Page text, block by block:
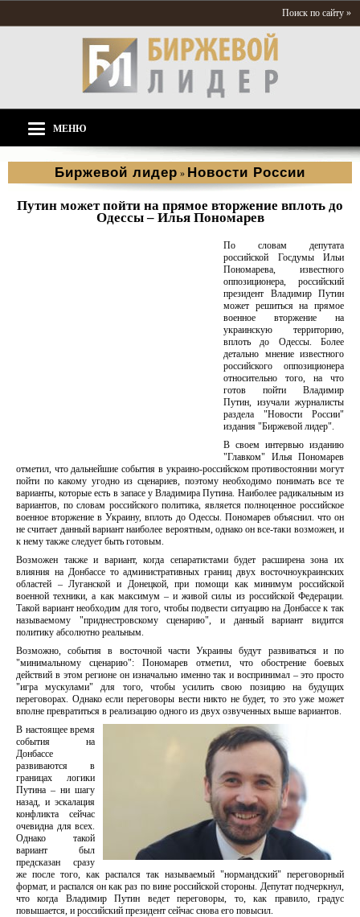
Поиск по сайту »
МЕНЮ
Биржевой лидер » Новости России
Путин может пойти на прямое вторжение вплоть до
Одессы – Илья Пономарев
По словам депутата
российской Госдумы Ильи
Пономарева, известного
оппозиционера, российский
президент Владимир Путин
может решиться на прямое
военное вторжение на
украинскую территорию,
вплоть до Одессы. Более
детально мнение известного
российского оппозиционера
относительно того, на что
готов пойти Владимир
Путин, изучали журналисты
раздела "Новости России"
издания "Биржевой лидер".
В своем интервью изданию
"Главком" Илья Пономарев
отметил, что дальнейшие события в украино-российском противостоянии могут
пойти по какому угодно из сценариев, поэтому необходимо понимать все те
варианты, которые есть в запасе у Владимира Путина. Наиболее радикальным из
вариантов, по словам российского политика, является полноценное российское
военное вторжение в Украину, вплоть до Одессы. Пономарев объяснил. что он
не считает данный вариант наиболее вероятным, однако он все-таки возможен, и
к нему также следует быть готовым.
Возможен также и вариант, когда сепаратистами будет расширена зона их
влияния на Донбассе то административных границ двух восточноукраинских
областей – Луганской и Донецкой, при помощи как минимум российской
военной техники, а как максимум – и живой силы из российской Федерации.
Такой вариант необходим для того, чтобы подвести ситуацию на Донбассе к так
называемому "приднестровскому сценарию", и данный вариант видится
политику абсолютно реальным.
Возможно, события в восточной части Украины будут развиваться и по
"минимальному сценарию": Пономарев отметил, что обострение боевых
действий в этом регионе он изначально именно так и воспринимал – это просто
"игра мускулами" для того, чтобы усилить свою позицию на будущих
переговорах. Однако если переговоры вести никто не будет, то это уже может
вполне превратиться в реализацию одного из двух озвученных выше вариантов.
В настоящее время
события на
Донбассе
развиваются в
границах логики
Путина – ни шагу
назад, и эскалация
конфликта сейчас
очевидна для всех.
Однако такой
вариант был
предсказан сразу
же после того, как распался так называемый "нормандский" переговорный
формат, и распался он как раз по вине российской стороны. Депутат подчеркнул,
что когда Владимир Путин ведет переговоры, то, как правило, градус
повышается, и российский президент сейчас снова его повысил.